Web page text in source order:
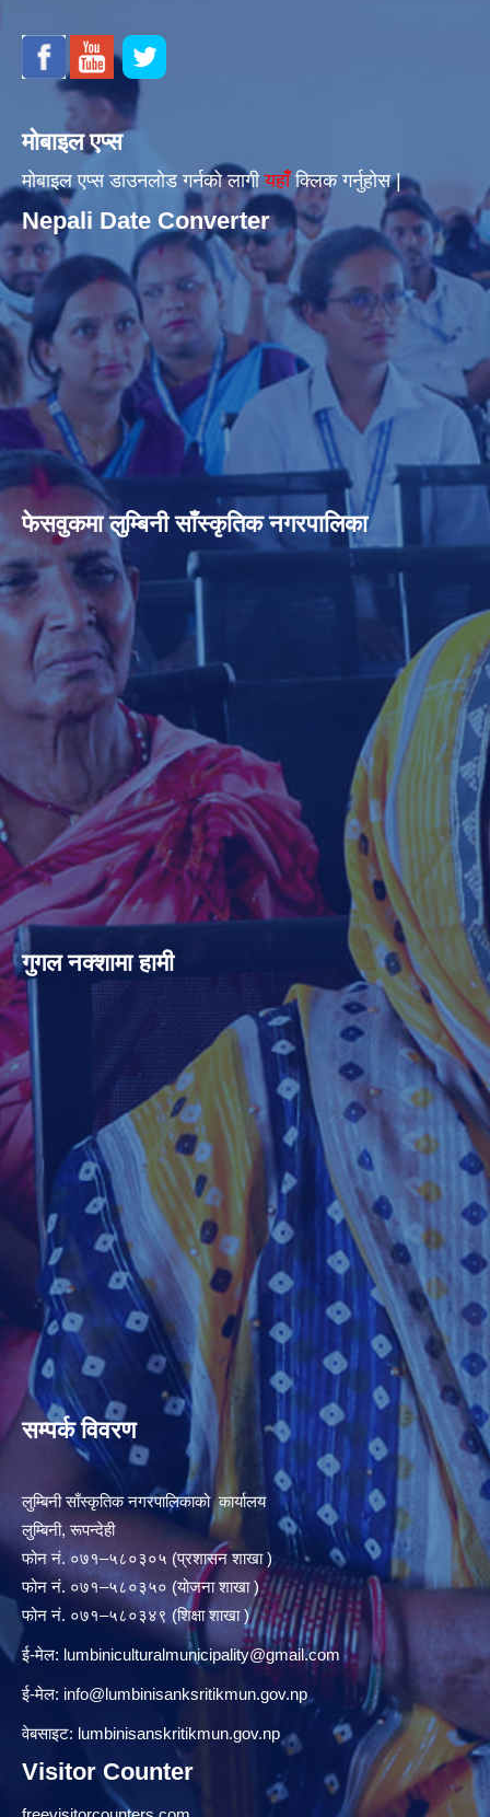
मोबाइल एप्स
मोबाइल एप्स डाउनलोड गर्नको लागीयहाँँक्लिक गर्नुहोस |
Nepali Date Converter
फेसवुकमा लुम्बिनी साँस्कृतिक नगरपालिका
गुगल नक्शामा हामी
सम्पर्क विवरण
लुम्बिनी साँस्कृतिक नगरपालिकाको कार्यालय
लुम्बिनी, रूपन्देही
फोन नं. ०७१–५८०३०५ (प्रशासन शाखा )
फोन नं. ०७१–५८०३५० (योजना शाखा )
फोन नं. ०७१–५८०३४९ (शिक्षा शाखा )
ई-मेल: lumbiniculturalmunicipality@gmail.com
ई-मेल: info@lumbinisanksritikmun.gov.np
वेबसाइट: lumbinisanskritikmun.gov.np
Visitor Counter